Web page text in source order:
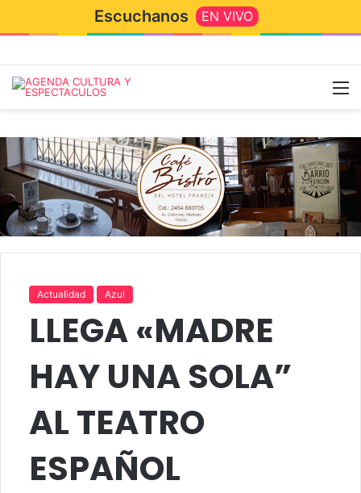
Escuchanos EN VIVO
Actualidad Azul
LLEGA «MADRE
HAY UNA SOLA”
AL TEATRO
ESPAÑOL